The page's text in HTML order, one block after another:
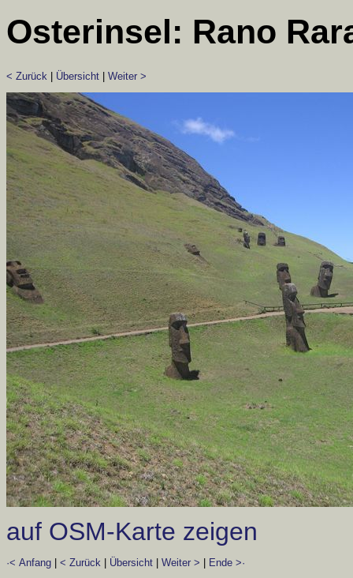
Osterinsel: Rano
< Zurück Übersicht Weiter >
auf OSM-Karte zeigen
·< Anfang < Zurück Übersicht Weiter > Ende >·